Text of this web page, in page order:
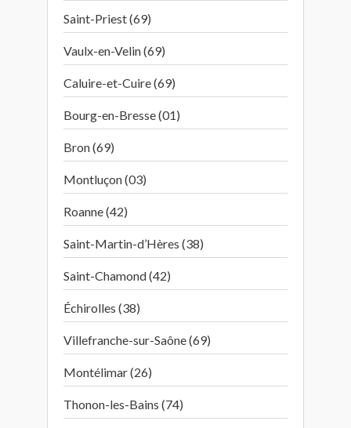
Saint-Priest (69)
Vaulx-en-Velin (69)
Caluire-et-Cuire (69)
Bourg-en-Bresse (01)
Bron (69)
Montluçon (03)
Roanne (42)
Saint-Martin-d’Hères (38)
Saint-Chamond (42)
Échirolles (38)
Villefranche-sur-Saône (69)
Montélimar (26)
Thonon-les-Bains (74)